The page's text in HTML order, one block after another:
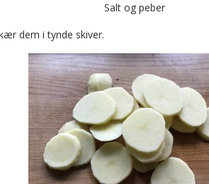
Salt og peber
dem i tynde skiver.